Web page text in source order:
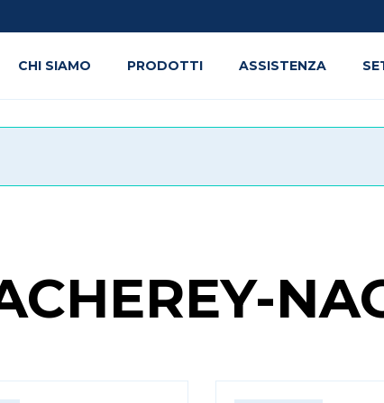
CHI SIAMO PRODOTTI ASSISTENZA